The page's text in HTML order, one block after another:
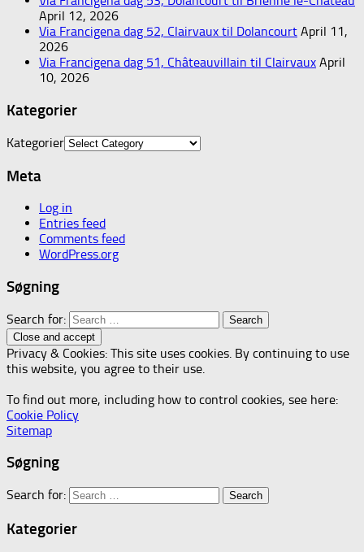
April 12, 2026
Via Francigena dag 52, Clairvaux til Dolancourt April 11,
2026
Via Francigena dag 51, Châteauvillain til Clairvaux April
10, 2026
Kategorier
Kategorier
Meta
Log in
Entries feed
Comments feed
WordPress.org
Søgning
Search for:
Privacy & Cookies: This site uses cookies. By continuing to use
this website, you agree to their use.
To find out more, including how to control cookies, see here:
Cookie Policy
Sitemap
Søgning
Search for:
Kategorier